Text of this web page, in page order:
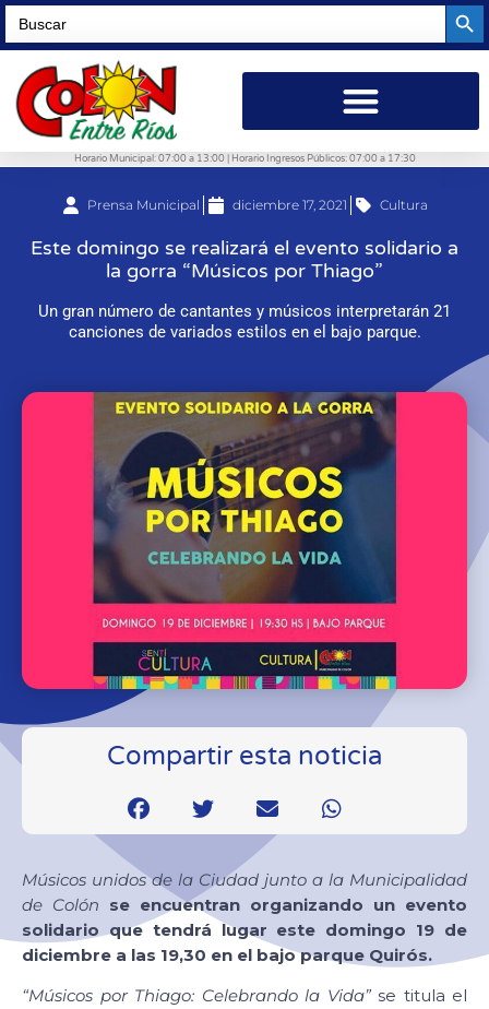
Search
for:
Horario Municipal: 07:00 a 13:00 | Horario Ingresos Públicos: 07:00 a 17:30
Prensa Municipal diciembre 17, 2021 Cultura
Este domingo se realizará el evento solidario a
la gorra “Músicos por Thiago”
Un gran número de cantantes y músicos interpretarán 21
canciones de variados estilos en el bajo parque.
Compartir esta noticia
Músicos unidos de la Ciudad junto a la Municipalidad
de Colón se encuentran organizando un evento
solidario que tendrá lugar este domingo 19 de
diciembre a las 19,30 en el bajo parque Quirós.
“Músicos por Thiago: Celebrando la Vida”se titula el